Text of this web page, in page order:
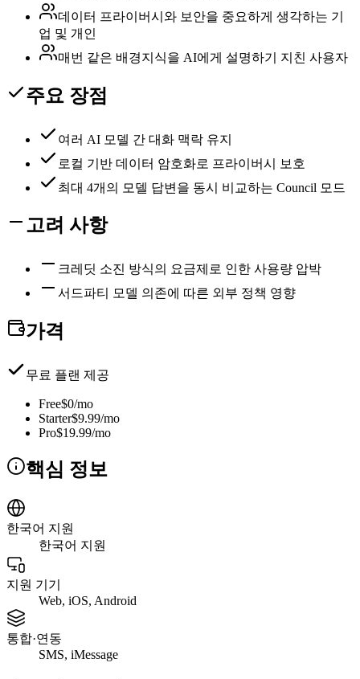
데이터 프라이버시와 보안을 중요하게 생각하는 기
업 및 개인
매번 같은 배경지식을 AI에게 설명하기 지친 사용자
주요 장점
여러 AI 모델 간 대화 맥락 유지
로컬 기반 데이터 암호화로 프라이버시 보호
최대 4개의 모델 답변을 동시 비교하는 Council 모드
고려 사항
크레딧 소진 방식의 요금제로 인한 사용량 압박
서드파티 모델 의존에 따른 외부 정책 영향
가격
무료 플랜 제공
Free$0/mo
Starter$9.99/mo
Pro$19.99/mo
핵심 정보
한국어 지원
한국어 지원
지원 기기
Web, iOS, Android
통합·연동
SMS, iMessage